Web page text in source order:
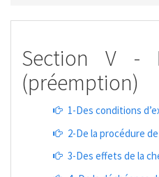
Section V -
(préemption)
1-Des conditions
2-De la procédure
3-Des effets de la